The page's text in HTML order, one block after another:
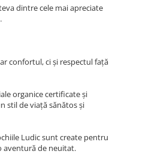
dintre cele mai apreciate
confortul, ci și respectul față
organice certificate și
stil de viață sănătos și
Ludic sunt create pentru
aventură de neuitat.